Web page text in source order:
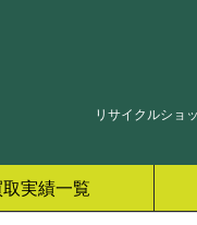
リサイクルショ
実績一覧